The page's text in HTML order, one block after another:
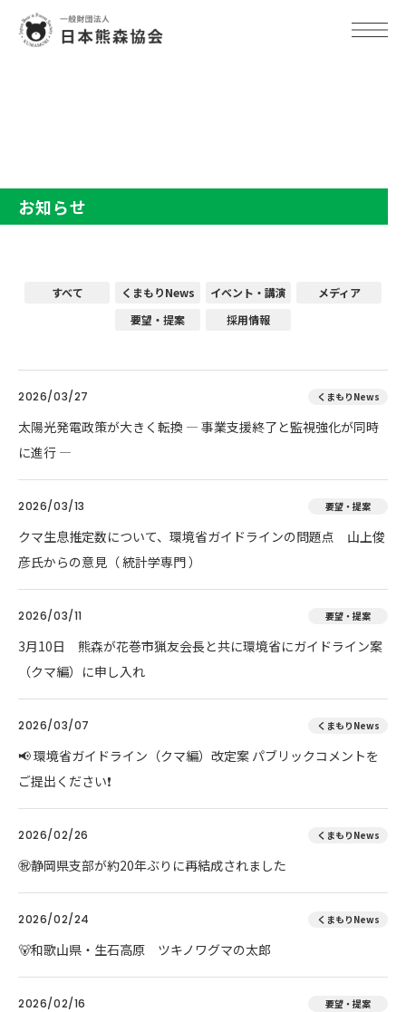
お知らせ
すべて くまもりNews イベント・講演
メディア
要望・提案
採用情報
2026/03/27 くまもりNews
太陽光発電政策が大きく転換 ― 事業支援終了と監視強化が同時
に進行 ―
2026/03/13 要望・提案
クマ生息推定数について、環境省ガイドラインの問題点 山上俊
彦氏からの意見（ 統計学専門 ）
2026/03/11 要望・提案
3月10日 熊森が花巻市猟友会長と共に環境省にガイドライン案
（クマ編）に申し入れ
2026/03/07 くまもりNews
📢 環境省ガイドライン（クマ編）改定案 パブリックコメントを
ご提出ください❗
2026/02/26 くまもりNews
㊗️静岡県支部が約20年ぶりに再結成されました
2026/02/24 くまもりNews
🐻和歌山県・生石高原 ツキノワグマの太郎
2026/02/16 要望・提案